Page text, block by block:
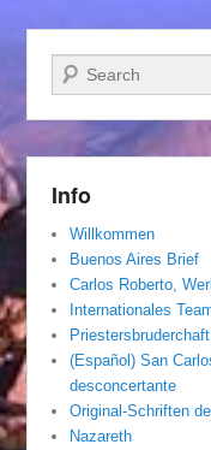
Suchen
Info
Willkommen
Buenos Aires Brief
Carlos Roberto,
Internationales
(Español) San
desconcertante
Original-Schriften
Nazareth